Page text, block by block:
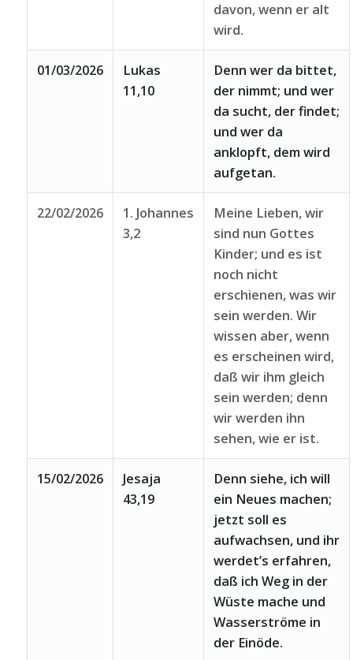
davon, wenn er alt
wird.
01/03/2026
Lukas
11,10
Denn wer da bittet,
der nimmt; und wer
da sucht, der findet;
und wer da
anklopft, dem wird
aufgetan.
22/02/2026
1. Johannes
3,2
Meine Lieben, wir
sind nun Gottes
Kinder; und es ist
noch nicht
erschienen, was wir
sein werden. Wir
wissen aber, wenn
es erscheinen wird,
daß wir ihm gleich
sein werden; denn
wir werden ihn
sehen, wie er ist.
15/02/2026
Jesaja
43,19
Denn siehe, ich will
ein Neues machen;
jetzt soll es
aufwachsen, und ihr
werdet’s erfahren,
daß ich Weg in der
Wüste mache und
Wasserströme in
der Einöde.